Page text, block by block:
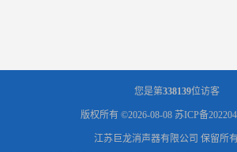
您是第338139位访客
版权所有 ©2026-08-08 苏ICP备
江苏巨龙消声器有限公司 保留所